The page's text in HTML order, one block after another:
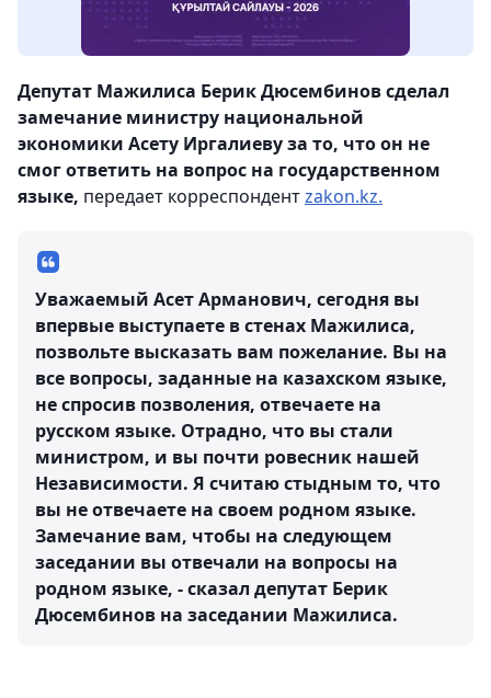
Депутат Мажилиса Берик Дюсембинов сделал
замечание министру национальной
экономики Асету Иргалиеву за то, что он не
смог ответить на вопрос на государственном
языке, передает корреспондентzakon.kz.
Уважаемый Асет Арманович, сегодня вы
впервые выступаете в стенах Мажилиса,
позвольте высказать вам пожелание. Вы на
все вопросы, заданные на казахском языке,
не спросив позволения, отвечаете на
русском языке. Отрадно, что вы стали
министром, и вы почти ровесник нашей
Независимости. Я считаю стыдным то, что
вы не отвечаете на своем родном языке.
Замечание вам, чтобы на следующем
заседании вы отвечали на вопросы на
родном языке, - сказал депутат Берик
Дюсембинов на заседании Мажилиса.